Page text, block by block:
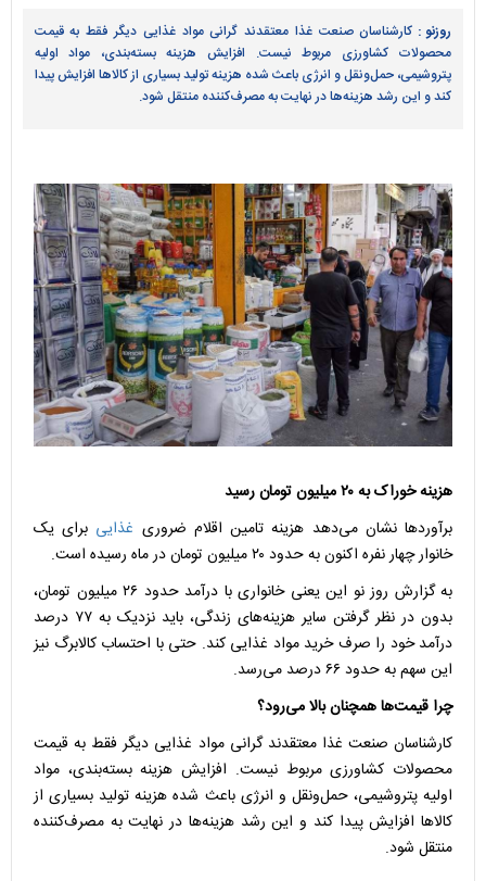
روزنو : کارشناسان صنعت غذا معتقدند گرانی مواد غذایی دیگر فقط به قیمت
محصولات کشاورزی مربوط نیست. افزایش هزینه بسته‌بندی، مواد اولیه
پتروشیمی، حمل‌ونقل و انرژی باعث شده هزینه تولید بسیاری از کالا‌ها افزایش پیدا
کند و این رشد هزینه‌ها در نهایت به مصرف‌کننده منتقل شود.
هزینه خوراک به ۲۰ میلیون تومان رسید
برآورد‌ها نشان می‌دهد هزینه تامین اقلام ضروری غذایی برای یک
خانوار چهار نفره اکنون به حدود ۲۰ میلیون تومان در ماه رسیده است.
به گزارش روز نو این یعنی خانواری با درآمد حدود ۲۶ میلیون تومان،
بدون در نظر گرفتن سایر هزینه‌های زندگی، باید نزدیک به ۷۷ درصد
درآمد خود را صرف خرید مواد غذایی کند. حتی با احتساب کالابرگ نیز
این سهم به حدود ۶۶ درصد می‌رسد.
چرا قیمت‌ها همچنان بالا می‌رود؟
کارشناسان صنعت غذا معتقدند گرانی مواد غذایی دیگر فقط به قیمت
محصولات کشاورزی مربوط نیست. افزایش هزینه بسته‌بندی، مواد
اولیه پتروشیمی، حمل‌ونقل و انرژی باعث شده هزینه تولید بسیاری از
کالا‌ها افزایش پیدا کند و این رشد هزینه‌ها در نهایت به مصرف‌کننده
منتقل شود.